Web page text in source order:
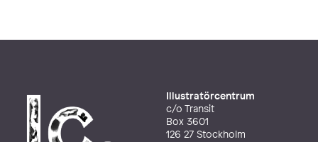
Illustratörcentrum
c/o Transit
Box 3601
126 27 Stockholm